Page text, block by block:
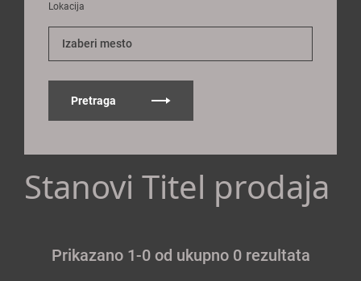
Lokacija
Izaberi mesto
Pretraga
Stanovi Titel prodaja
Prikazano 1-0 od ukupno 0 rezultata